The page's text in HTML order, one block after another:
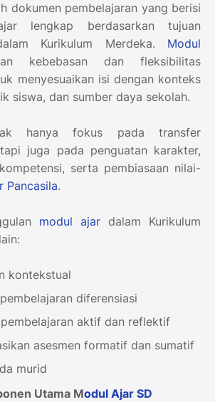
dokumen pembelajaran yang berisi
lengkap berdasarkan tujuan
Kurikulum Merdeka. Modul
kebebasan dan fleksibilitas
menyesuaikan isi dengan konteks
siswa, dan sumber daya sekolah.
hanya fokus pada transfer
juga pada penguatan karakter,
serta pembiasaan nilai-
Pancasila.
modul ajar dalam Kurikulum
kontekstual
diferensiasi
aktif dan reflektif
asesmen formatif dan sumatif
murid
Utama Modul Ajar SD